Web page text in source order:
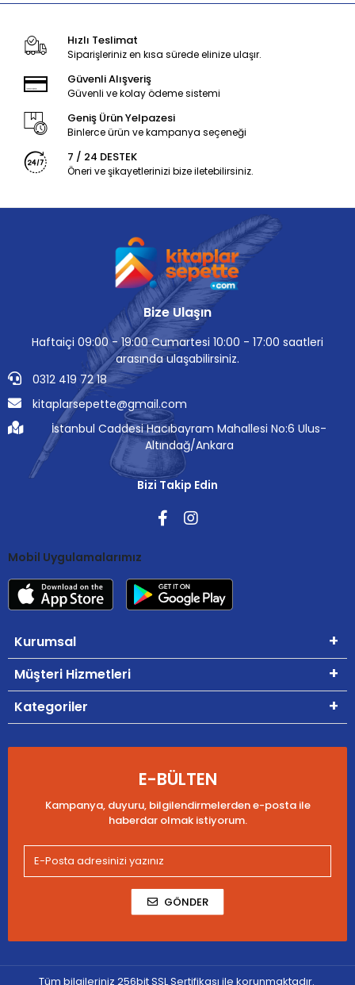
Hızlı Teslimat
Siparişleriniz en kısa sürede elinize ulaşır.
Güvenli Alışveriş
Güvenli ve kolay ödeme sistemi
Geniş Ürün Yelpazesi
Binlerce ürün ve kampanya seçeneği
7 / 24 DESTEK
Öneri ve şikayetlerinizi bize iletebilirsiniz.
Bize Ulaşın
Haftaiçi 09:00 - 19:00 Cumartesi 10:00 - 17:00 saatleri
arasında ulaşabilirsiniz.
0312 419 72 18
kitaplarsepette@gmail.com
İstanbul Caddesi Hacıbayram Mahallesi No:6 Ulus-
Altındağ/Ankara
Bizi Takip Edin
Mobil Uygulamalarımız
Kurumsal
Müşteri Hizmetleri
Kategoriler
E-BÜLTEN
Kampanya, duyuru, bilgilendirmelerden e-posta ile
haberdar olmak istiyorum.
GÖNDER
Tüm bilgileriniz 256bit SSL Sertifikası ile korunmaktadır.